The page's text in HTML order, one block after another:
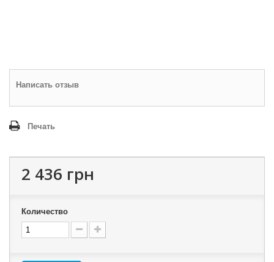
Написать отзыв
Печать
2 436 грн
Количество